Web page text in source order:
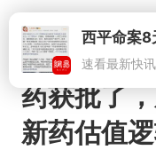
药获批了
新药估值